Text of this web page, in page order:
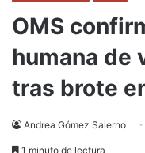
OMS
humana de
tras brote
Andrea Gómez Salerno
1 minuto de lectura